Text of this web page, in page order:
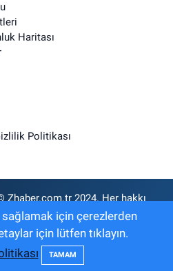
Haritası
Politikası
Zhaber.com.tr 2024. Her hakkı
saklıdır.
TE Bilişim
için çerezlerden
için lütfen tıklayın.
TAMAM